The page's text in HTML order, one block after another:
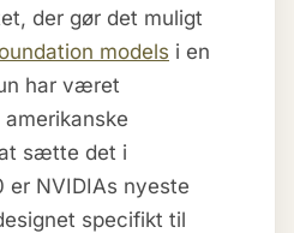
der gør det muligt
models i en
har været
sætte det i
er NVIDIAs nyeste
specifikt til